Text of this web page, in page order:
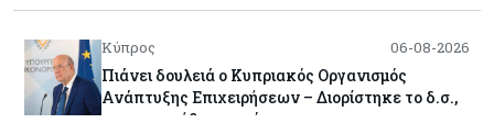
Κύπρος 06-08-2026
Πιάνει δουλειά ο Κυπριακός Οργανισμός
Ανάπτυξης Επιχειρήσεων – Διορίστηκε το δ.σ.,